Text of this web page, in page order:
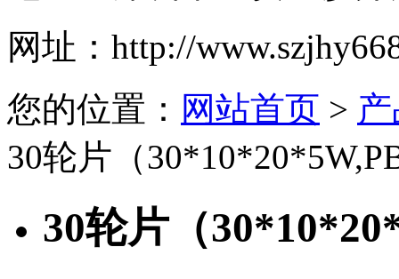
网址： http://
您的位置： 网站首页 >
30轮片（
30轮片（